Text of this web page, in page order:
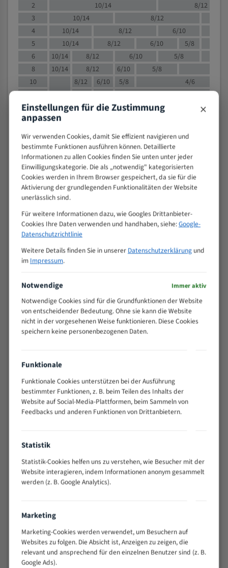
2
10/14
8/12
3
10/14 8/12
4
10/14 8/12 6/10
5
10/14 8/12 6/10
5/8
6
10/14 8/12 6/10
5/8
8
10/14 8/12 6/10 5/8
10
8/12 6/10 5/8
4/6
15
8/12 6/10
4/5
20
30
4/5
50
80
> 100
VOLLMATERIAL
M (mm)
Zoll (ZpZ))
>
25
10/14
15 - 40
8/12
25 - 50
50 - 120
80 - 180
3/4
130 -
350
2/3
200 -
> 500
0,75/1,25
Vorteile:
Widerstandsfähig gegen Zahnbruch auch bei
schwierigen Werkstücken (Materialmischung,
wechselnde Verbindungslängen)
Sehr geringe Vibration
Technische Beschreibung:
Positiver Spanwinkel
Bandkörper aus hochlegiertem Federstahl
Einstellungen für die Zustimmung
anpassen ×
Wir verwenden Cookies, damit Sie effizient navigieren und
bestimmte Funktionen ausführen können. Detaillierte
Informationen zu allen Cookies finden Sie unten unter jeder
Einwilligungskategorie. Die als „notwendig" kategorisierten
Cookies werden in Ihrem Browser gespeichert, da sie für die
Aktivierung der grundlegenden Funktionalitäten der Website
unerlässlich sind.
Für weitere Informationen dazu, wie Googles Drittanbieter-
Cookies Ihre Daten verwenden und handhaben, siehe:Google-
Datenschutzrichtlinie
Weitere Details finden Sie in unserer Datenschutzerklärungund
im Impressum.
Notwendige Immer aktiv
Notwendige Cookies sind für die Grundfunktionen der Website
von entscheidender Bedeutung. Ohne sie kann die Website
nicht in der vorgesehenen Weise funktionieren. Diese Cookies
speichern keine personenbezogenen Daten.
Funktionale
Funktionale Cookies unterstützen bei der Ausführung
bestimmter Funktionen, z. B. beim Teilen des Inhalts der
Website auf Social-Media-Plattformen, beim Sammeln von
Feedbacks und anderen Funktionen von Drittanbietern.
Statistik
Statistik-Cookies helfen uns zu verstehen, wie Besucher mit der
Website interagieren, indem Informationen anonym gesammelt
werden (z. B. Google Analytics).
Marketing
Marketing-Cookies werden verwendet, um Besuchern auf
Websites zu folgen. Die Absicht ist, Anzeigen zu zeigen, die
relevant und ansprechend für den einzelnen Benutzer sind (z. B.
Google Ads).